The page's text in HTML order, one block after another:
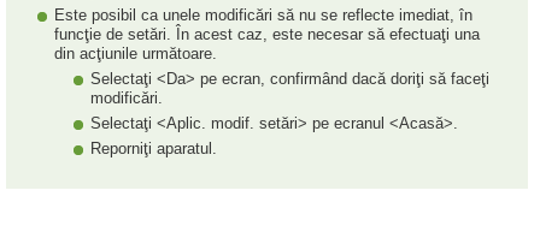
Este posibil ca unele modificări să nu se reflecte imediat, în
funcţie de setări. În acest caz, este necesar să efectuaţi una
din acţiunile următoare.
Selectaţi <Da> pe ecran, confirmând dacă doriţi să faceţi
modificări.
Selectaţi <Aplic. modif. setări> pe ecranul <Acasă>.
Reporniţi aparatul.